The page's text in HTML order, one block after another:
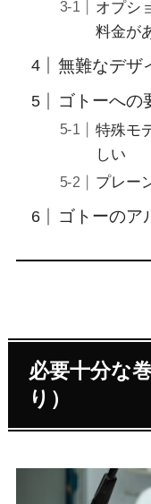
オプシ
料金が
無難なデザ
ゴトーへの
特殊モ
しい
プレー
ゴトーのア
必要十分な
り）